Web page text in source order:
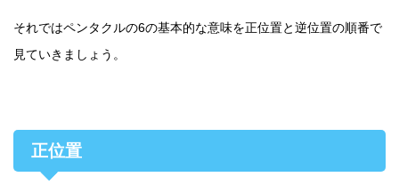
それではペンタクルの6の基本的な意味を正位置と逆位置の順番で
見ていきましょう。
正位置